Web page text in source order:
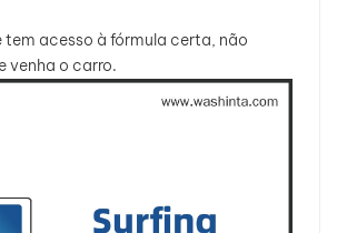
tem acesso à fórmula certa, não
venha o carro.